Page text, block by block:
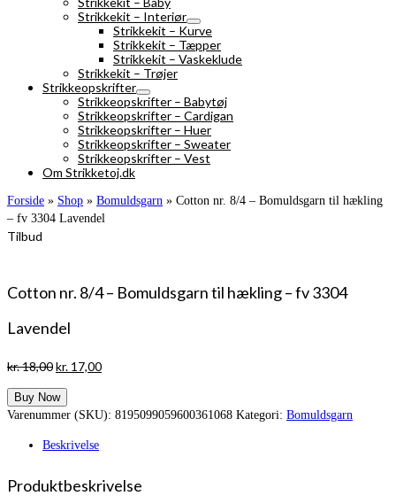
Strikkekit – Interiør
Strikkekit – Kurve
Strikkekit – Tæpper
Strikkekit – Vaskeklude
Strikkekit – Trøjer
Strikkeopskrifter
Strikkeopskrifter – Babytøj
Strikkeopskrifter – Cardigan
Strikkeopskrifter – Huer
Strikkeopskrifter – Sweater
Strikkeopskrifter – Vest
Om Strikketoj.dk
Forside » Shop » Bomuldsgarn » Cotton nr. 8/4 – Bomuldsgarn til hækling
– fv 3304 Lavendel
Tilbud
Cotton nr. 8/4 – Bomuldsgarn til hækling – fv 3304
Lavendel
kr.18,00Den
pris
var:
kr. 17,00Den
er:
Buy Now
Varenummer (SKU): 8195099059600361068 Kategori: Bomuldsgarn
Beskrivelse
Produktbeskrivelse